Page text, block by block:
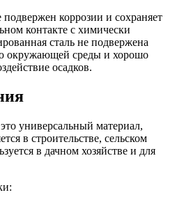
коррозии и сохраняет
контакте с химически
сталь не подвержена
окружающей среды и хорошо
осадков.
универсальный материал,
в строительстве, сельском
в дачном хозяйстве и для